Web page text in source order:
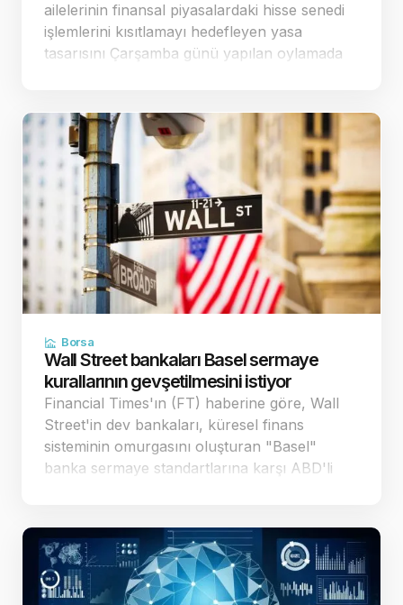
ailelerinin finansal piyasalardaki hisse senedi
işlemlerini kısıtlamayı hedefleyen yasa
tasarısını Çarşamba günü yapılan oylamada
düzenlemeler…
Borsa
Wall Street bankaları Basel sermaye
kurallarının gevşetilmesini istiyor
Financial Times'ın (FT) haberine göre, Wall
Street'in dev bankaları, küresel finans
sisteminin omurgasını oluşturan "Basel"
banka sermaye standartlarına karşı ABD'li
dolar büyüklü…